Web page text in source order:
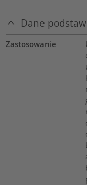
Dane
Zastosowanie